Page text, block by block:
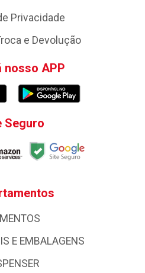
Privacidade
e Devolução
nosso APP
Seguro
E EMBALAGENS